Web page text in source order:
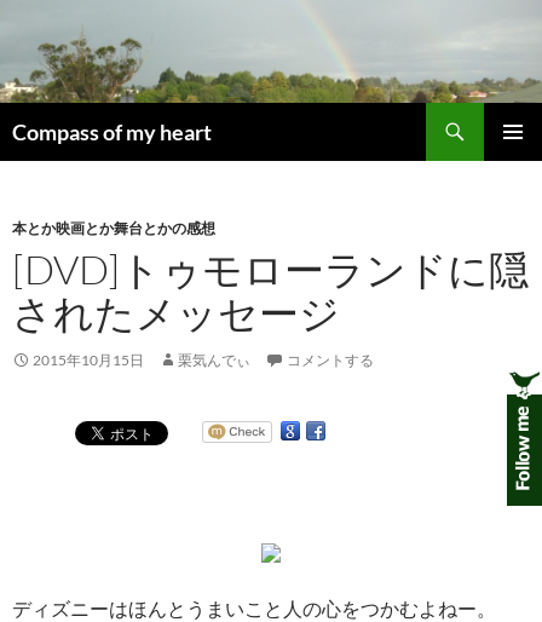
ン
ツ
へ
Compass of my heart
索
本とか映画とか舞台とかの感想
[DVD]トゥモローランドに隠
されたメッセージ
2015年10月15日 栗気んでぃ コメントする
ディズニーはほんとうまいこと人の心をつかむよねー。